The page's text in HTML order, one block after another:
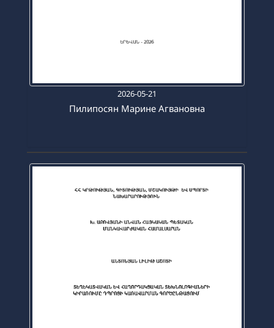
2026-05-21
Пилипосян Марине Агвановна